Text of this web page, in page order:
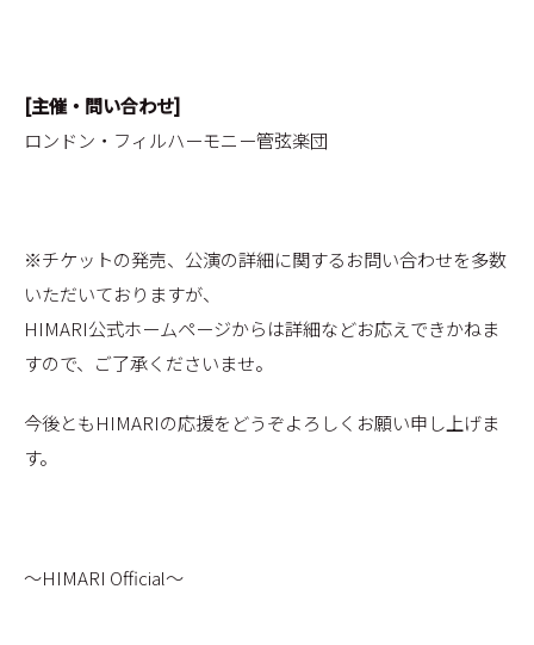
[主催・問い合わせ]
ロンドン・フィルハーモニー管弦楽団
※チケットの発売、公演の詳細に関するお問い合わせを多数
いただいておりますが、
HIMARI公式ホームページからは詳細などお応えできかねま
すので、ご了承くださいませ。
今後ともHIMARIの応援をどうぞよろしくお願い申し上げま
す。
〜HIMARI Official〜